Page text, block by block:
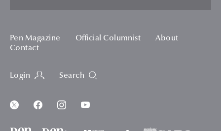
Pen Magazine Official Columnist
About
Contact
Login Search